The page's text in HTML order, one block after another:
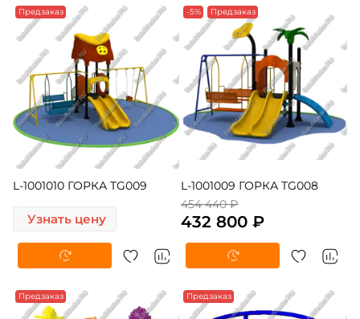
Предзаказ
L-1001010 ГОРКА TG009
Узнать цену
-5% Предзаказ
L-1001009 ГОРКА TG008
454 440 ₽
432 800 ₽
Предзаказ Предзаказ